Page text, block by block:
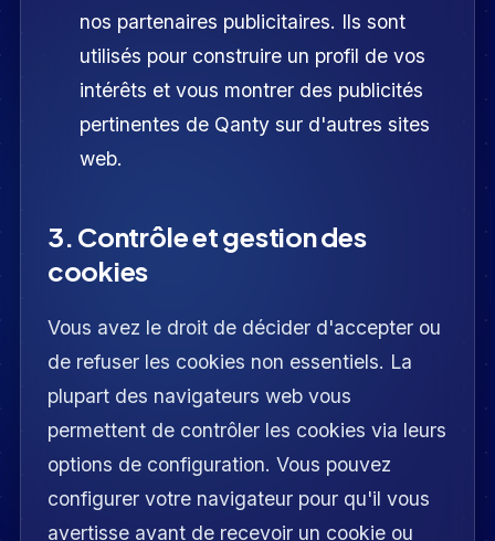
nos partenaires publicitaires. Ils sont
utilisés pour construire un profil de vos
intérêts et vous montrer des publicités
pertinentes de Qanty sur d'autres sites
web.
3. Contrôle et gestion des
cookies
Vous avez le droit de décider d'accepter ou
de refuser les cookies non essentiels. La
plupart des navigateurs web vous
permettent de contrôler les cookies via leurs
options de configuration. Vous pouvez
configurer votre navigateur pour qu'il vous
avertisse avant de recevoir un cookie ou